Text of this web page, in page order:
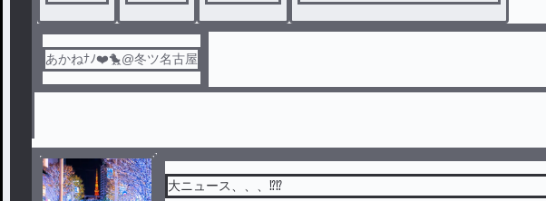
あかねﾅﾉ❤️🐤@冬ツ名古屋
大ニュース、、、⁉️⁉️